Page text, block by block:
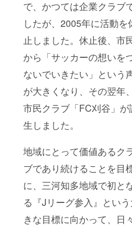
で、かつては企業クラブ
したが、2005年に活動を
止しました。休止後、市
から「サッカーの想いを
ないでいきたい」という
が大きくなり、その翌年、
市民クラブ「FC刈谷」が
生しました。
地域にとって価値あるク
ブであり続けることを目
に、三河知多地域で初と
る『Jリーグ参入』とい
きな目標に向かって、日